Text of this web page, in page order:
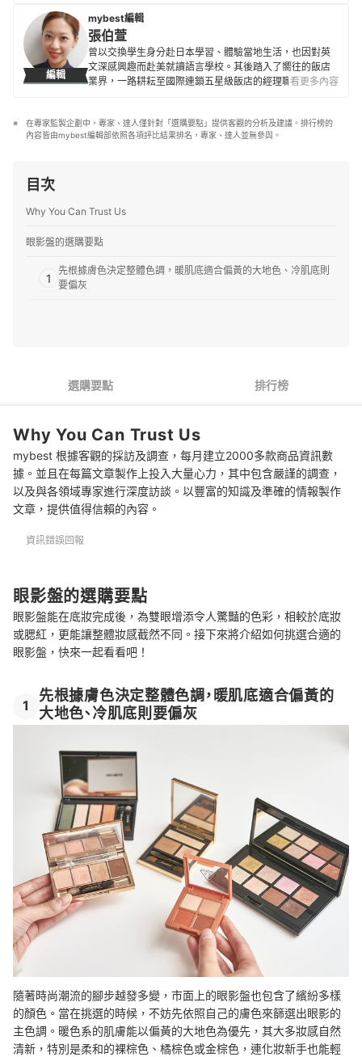
系彩妝》希望幫助大家找到展現魅力的方法，無論幾歲都
依舊優雅美麗，以不過度消費、選擇適合自己並環境友善
的產品，在愛美的同時，也能讓地球很美麗。
Joyi的簡介
編輯
mybest編輯
張伯萱
曾以交換學生身分赴日本學習、體驗當地生活，也因對英
文深感興趣而赴美就讀語言學校。其後踏入了嚮往的飯店
業界，一路耕耘至國際連鎖五星級飯店的經理職，因此對
並參與兒童援助計劃，希望能以微薄之力對社會有所貢
獻。
看更多內容
在專家監製企劃中，專家、達人僅針對「選購要點」提供客觀的分析及建議。排行榜的
內容皆由mybest編輯部依照各項評比結果排名，專家、達人並無參與。
目次
Why You Can Trust Us
眼影盤的選購要點
1
先根據膚色決定整體色調，暖肌底適合偏黃的大地色、冷肌底則
要偏灰
眼影盤 推薦排行榜
眼影盤怎麼保存？會過期嗎？
搭配眼線筆與睫毛膏讓眼妝更完美
總結
選購要點 排行榜
Why You Can Trust Us
mybest 根據客觀的採訪及調查，每月建立2000多款商品資訊數
據。並且在每篇文章製作上投入大量心力，其中包含嚴謹的調查，
以及與各領域專家進行深度訪談。以豐富的知識及準確的情報製作
文章，提供值得信賴的內容。
資訊錯誤回報
眼影盤的選購要點
眼影盤能在底妝完成後，為雙眼增添令人驚豔的色彩，相較於底妝
或腮紅，更能讓整體妝感截然不同。接下來將介紹如何挑選合適的
眼影盤，快來一起看看吧！
1
先根據膚色決定整體色調，暖肌底適合偏黃的
大地色、冷肌底則要偏灰
隨著時尚潮流的腳步越發多變，市面上的眼影盤也包含了繽紛多樣
的顏色。當在挑選的時候，不妨先依照自己的膚色來篩選出眼影的
主色調。 暖色系的肌膚能以偏黃的大地色為優先，其大多妝感自然
清新，特別是柔和的裸棕色、橘棕色或金棕色，連化妝新手也能輕